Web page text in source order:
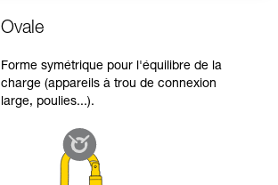
Ovale
Forme symétrique pour l'équilibre de la
charge (appareils à trou de connexion
large, poulies...).